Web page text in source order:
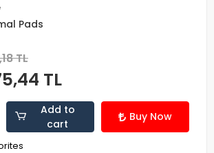
Pads
TL
TL
Add to
cart
Buy Now